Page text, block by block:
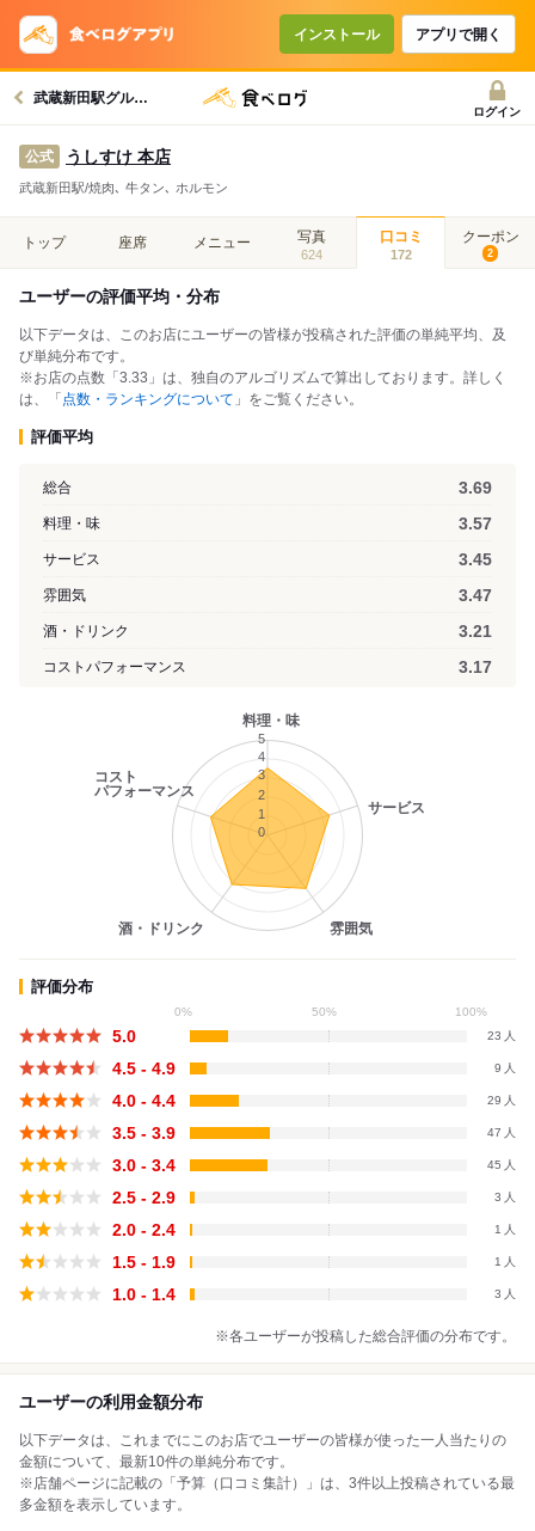
インストール アプリで開く
武蔵新田駅グルメへ
ログイン
公式 うしすけ 本店
武蔵新田駅/焼肉､ 牛タン､ ホルモン
トップ 座席 メニュー 写真
624
口コミ
172
クーポン
2
ユーザーの評価平均・分布
以下データは、このお店にユーザーの皆様が投稿された評価の単純平均、及
び単純分布です。
※お店の点数「3.33」は、独自のアルゴリズムで算出しております。詳しく
は、「 点数・ランキングについて 」をご覧ください。
評価平均
総合 3.69
料理・味 3.57
サービス 3.45
雰囲気 3.47
酒・ドリンク 3.21
コストパフォーマンス 3.17
0
1
2
3
4
5
料理・味
サービス
雰囲気
酒・ドリンク
コスト
パフォーマンス
評価分布
0% 50% 100%
5.0 23
4.5 - 4.9 9
4.0 - 4.4 29
3.5 - 3.9 47
3.0 - 3.4 45
2.5 - 2.9 3
2.0 - 2.4 1
1.5 - 1.9 1
1.0 - 1.4 3
※各ユーザーが投稿した総合評価の分布です。
ユーザーの利用金額分布
以下データは、これまでにこのお店でユーザーの皆様が使った一人当たりの
金額について、最新10件の単純分布です。
※店舗ページに記載の「予算（口コミ集計）」は、3件以上投稿されている最
多金額を表示しています。